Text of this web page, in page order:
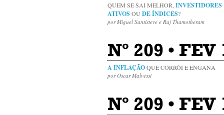
QUEM SE SAI MELHOR, INVESTIDORES
ATIVOS OU DE ÍNDICES?
por Miguel Santisteve e Raj Thamotheram
Nº 209 •
A INFLAÇÃOQUE CORRÓI E ENGANA
por Oscar Malvessi
Nº 209 •